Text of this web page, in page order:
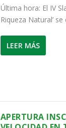
Última hora: El IV
Riqueza Natural’
LEER MÁS
APERTURA